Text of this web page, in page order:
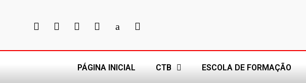
PÁGINA INICIAL CTB ESCOLA DE FORMAÇÃO